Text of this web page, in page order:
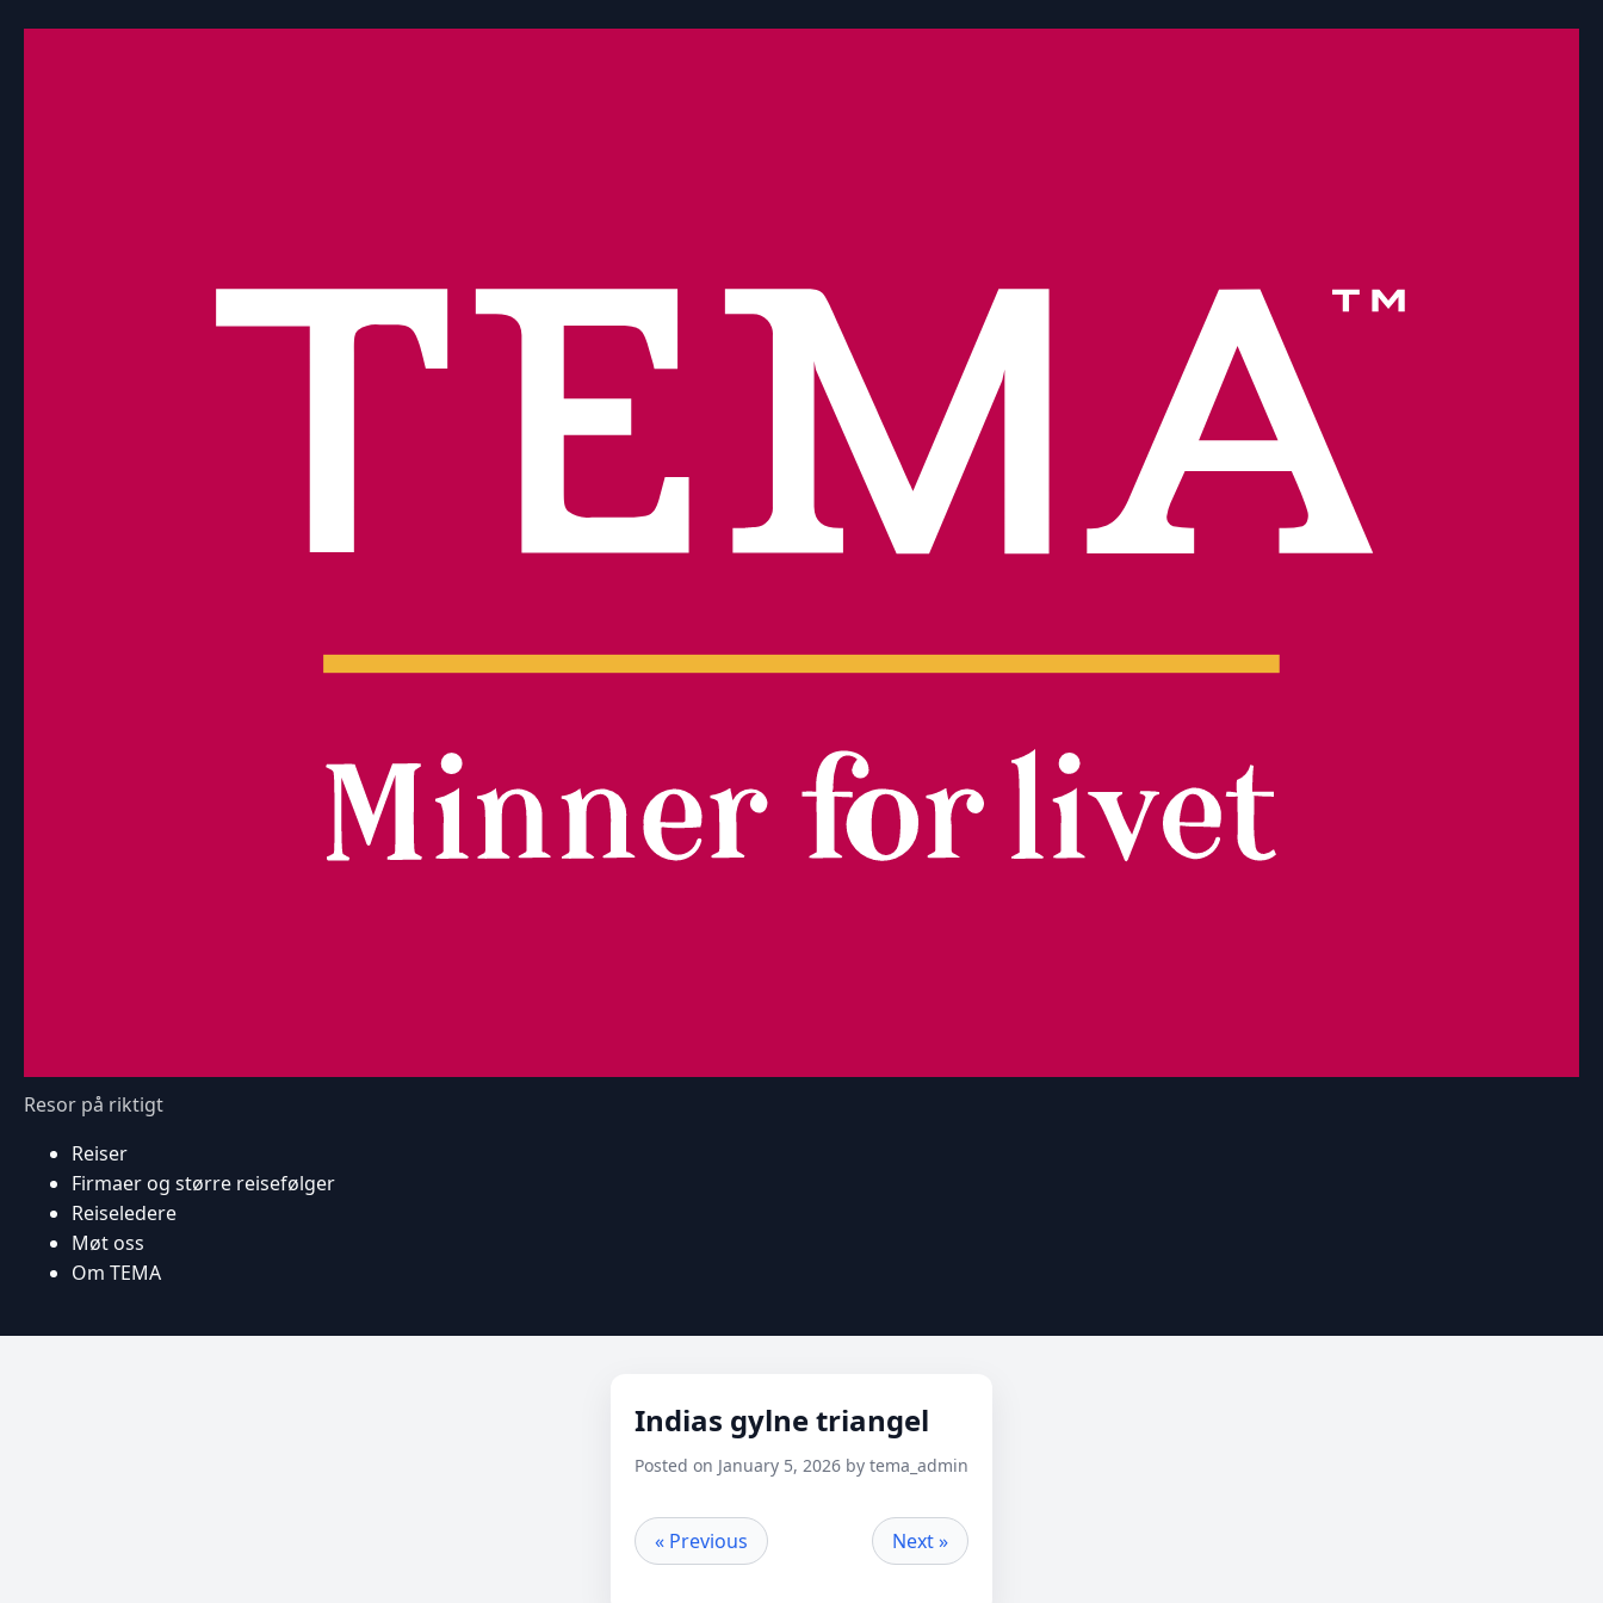
Resor på riktigt
Reiser
Firmaer og større reisefølger
Reiseledere
Møt oss
Om TEMA
Indias gylne triangel
Posted on January 5, 2026 by tema_admin
« Previous Next »